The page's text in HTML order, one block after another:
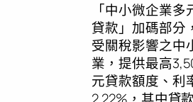
「中小微企業多
貸款」加碼部分
受關稅影響之中
業，提供最高
元貸款額度、利